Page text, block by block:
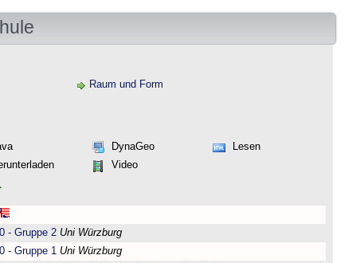
Raum und Form
DynaGeo
Lesen
Video
- Gruppe 2 Uni Würzburg
- Gruppe 1 Uni Würzburg